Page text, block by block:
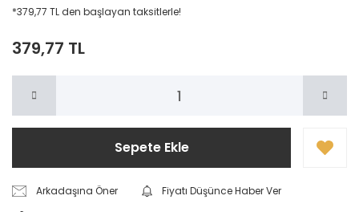
*379,77 TL den başlayan taksitlerle!
379,77 TL
Sepete Ekle
Arkadaşına Öner
Fiyatı Düşünce Haber Ver